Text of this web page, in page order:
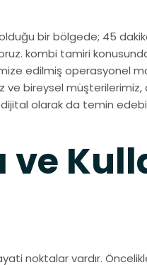
bir bölgede; 45
kombi tamiri
edilmiş operasyonel
ve bireysel müşterilerimiz,
dijital olarak da temin
noktalar vardır.